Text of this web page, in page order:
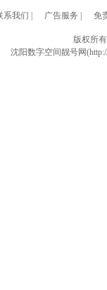
系我们 广告服务 免
版权所
沈阳数字空间靓号网